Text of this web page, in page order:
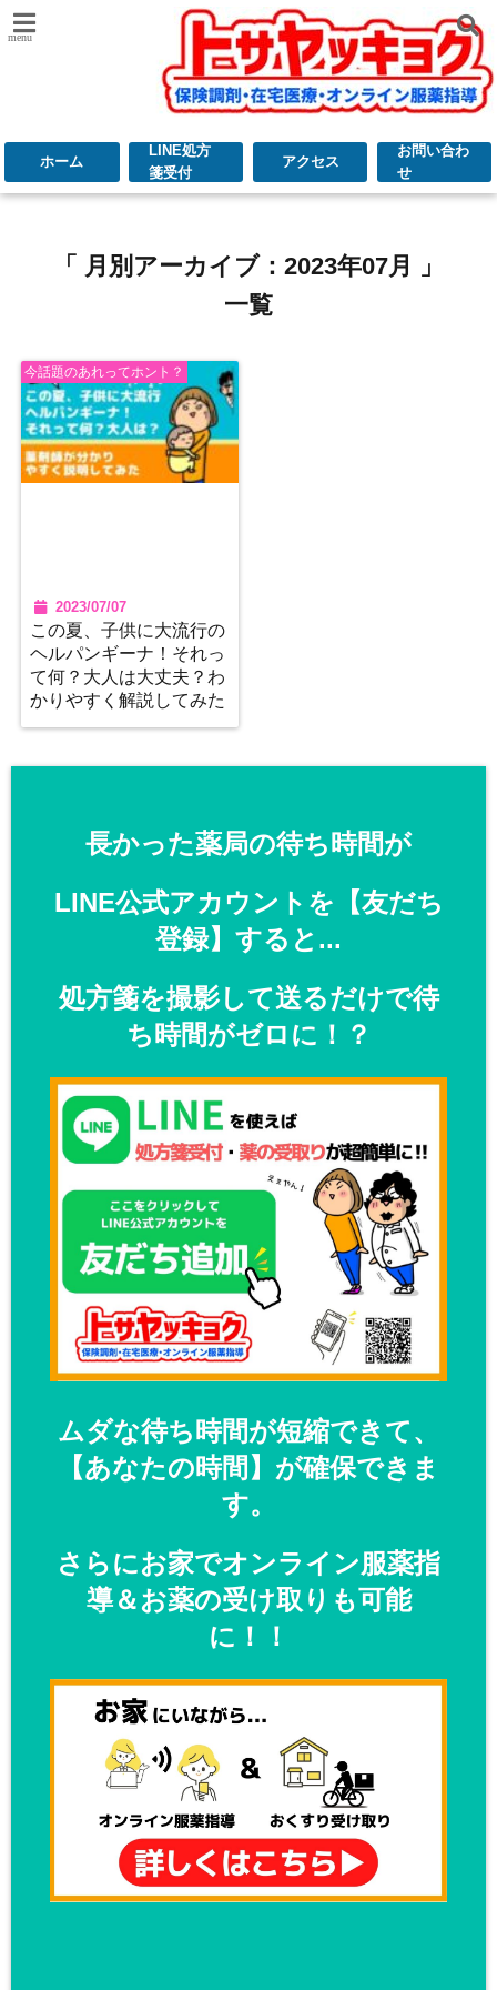
menu
ホーム
LINE処方
箋受付
アクセス
お問い合わ
せ
「 月別アーカイブ：2023年07月 」
一覧
今話題のあれってホント？
2023/07/07
この夏、子供に大流行の
ヘルパンギーナ！それっ
て何？大人は大丈夫？わ
かりやすく解説してみた
長かった薬局の待ち時間が
LINE公式アカウントを【友だち
登録】すると...
処方箋を撮影して送るだけで待
ち時間がゼロに！？
ムダな待ち時間が短縮できて、
【あなたの時間】が確保できま
す。
さらにお家でオンライン服薬指
導＆お薬の受け取りも可能
に！！